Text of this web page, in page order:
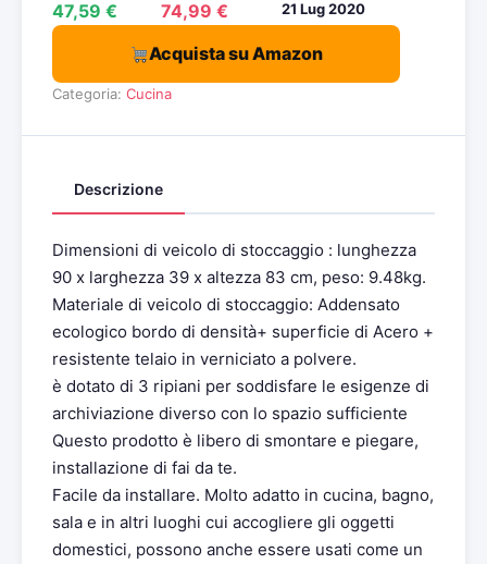
47,59 € 74,99 € 21 Lug 2020
Acquista su Amazon
Categoria: Cucina
Descrizione
Dimensioni di veicolo di stoccaggio : lunghezza
90 x larghezza 39 x altezza 83 cm, peso: 9.48kg.
Materiale di veicolo di stoccaggio: Addensato
ecologico bordo di densità+ superficie di Acero +
resistente telaio in verniciato a polvere.
è dotato di 3 ripiani per soddisfare le esigenze di
archiviazione diverso con lo spazio sufficiente
Questo prodotto è libero di smontare e piegare,
installazione di fai da te.
Facile da installare. Molto adatto in cucina, bagno,
sala e in altri luoghi cui accogliere gli oggetti
domestici, possono anche essere usati come un